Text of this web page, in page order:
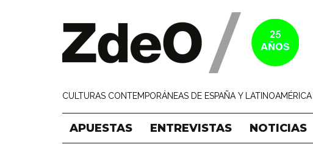
CULTURAS CONTEMPORÁNEAS DE ESPAÑA Y
APUESTAS ENTREVISTAS NOTICIAS